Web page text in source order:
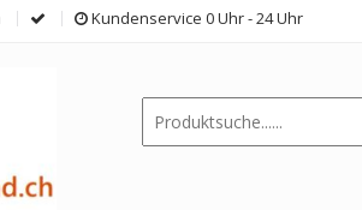
Kundenservice 0 Uhr - 24 Uhr